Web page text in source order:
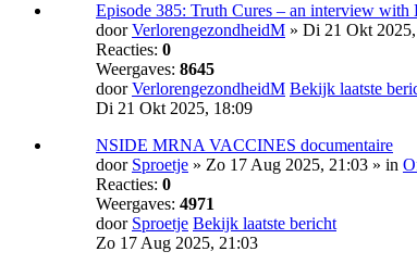
Episode 385: Truth Cures – an interview
doorVerlorengezondheidM » Di 21 Okt
Reacties: 0
Weergaves: 8645
doorVerlorengezondheidM Bekijk laatste
Di 21 Okt 2025, 18:09
NSIDE MRNA VACCINES documentaire
door Sproetje » Zo 17 Aug 2025, 21:03 » in
Reacties: 0
Weergaves: 4971
door Sproetje Bekijk laatste bericht
Zo 17 Aug 2025, 21:03